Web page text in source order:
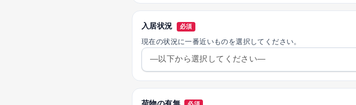
入居状況 必須
現在の状況に一番近いものを選択してください。
荷物の有無